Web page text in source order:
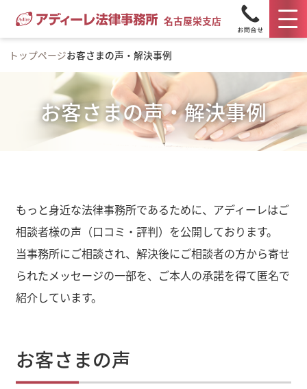
名古屋栄支店
トップページお客さまの声・解決事例
お客さまの声・解決事例
もっと身近な法律事務所であるために、アディーレはご
相談者様の声（口コミ・評判）を公開しております。
当事務所にご相談され、解決後にご相談者の方から寄せ
られたメッセージの一部を、ご本人の承諾を得て匿名で
紹介しています。
お客さまの声